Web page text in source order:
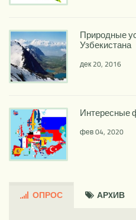
Природные
Узбекистана
дек 20, 2016
Интересные
фев 04, 2020
ОПРОС АРXИВ